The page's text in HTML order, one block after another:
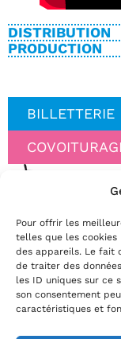
Pour offrir les
telles que les
des appareils. Le fait
de traiter des
les ID uniques sur ce
son consentement
caractéristiques et
DISTRIBUTION
PRODUCTION
BILLETTERIE
jeudi 05
Réservez
par
par mail